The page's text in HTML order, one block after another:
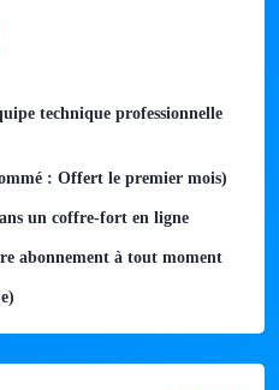
technique professionnelle
: Offert le premier mois)
un coffre-fort en ligne
abonnement à tout moment​